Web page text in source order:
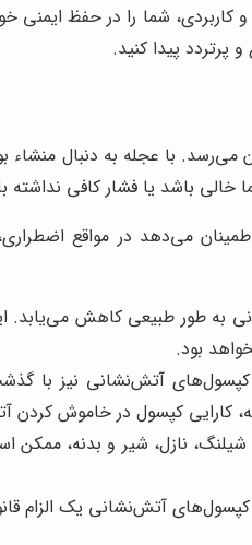
شما را در حفظ ایمنی
پیدا کنید.
با عجله به دنبال
باشد یا فشار کافی نداشته
می‌دهد در مواقع اضطراری،
به طور طبیعی کاهش می‌یابد.
بود.
کپسول‌های آتش‌نشانی نیز
کارایی کپسول در خاموش
نازل، شیر و بدنه، ممکن
کپسول‌های آتش‌نشانی یک الزام